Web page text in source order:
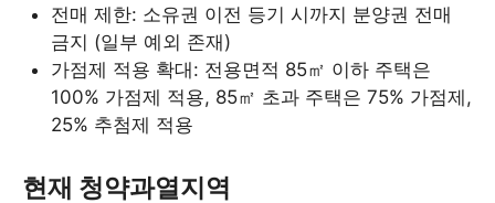
전매 제한: 소유권 이전 등기 시까지 분양권 전매
금지 (일부 예외 존재)
가점제 적용 확대: 전용면적 85㎡ 이하 주택은
100% 가점제 적용, 85㎡ 초과 주택은 75% 가점제,
25% 추첨제 적용
현재 청약과열지역